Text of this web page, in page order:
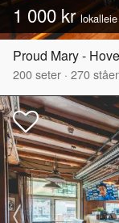
1 000 krlokalleie
Proud Mary -
200seter · 270